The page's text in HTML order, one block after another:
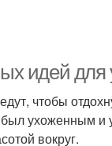
идей для
чтобы
был ухоженным
вокруг.